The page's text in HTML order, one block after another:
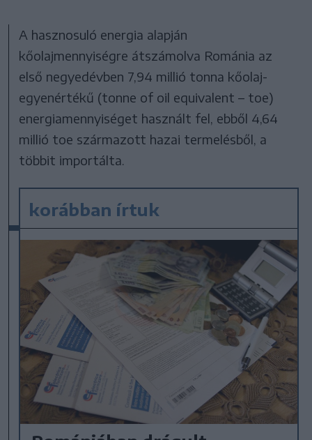
A hasznosuló energia alapján
kőolajmennyiségre átszámolva Románia az
első negyedévben 7,94 millió tonna kőolaj-
egyenértékű (tonne of oil equivalent – toe)
energiamennyiséget használt fel, ebből 4,64
millió toe származott hazai termelésből, a
többit importálta.
korábban írtuk